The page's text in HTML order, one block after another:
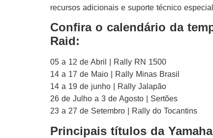
recursos adicionais e suporte técnico
Confira o calendário da
Raid:
05 a 12 de Abril | Rally RN 1500
14 a 17 de Maio | Rally Minas Brasil
14 a 19 de junho | Rally Jalapão
26 de Julho a 3 de Agosto | Sertões
23 a 27 de Setembro | Rally do Tocantins
Principais títulos da